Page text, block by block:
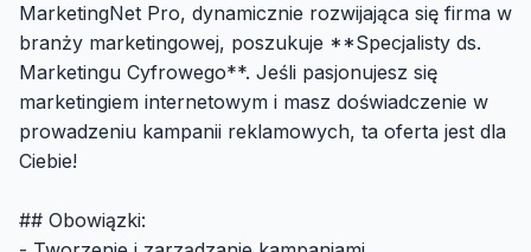
MarketingNet Pro, dynamicznie rozwijająca się firma w
branży marketingowej, poszukuje **Specjalisty ds.
Marketingu Cyfrowego**. Jeśli pasjonujesz się
marketingiem internetowym i masz doświadczenie w
prowadzeniu kampanii reklamowych, ta oferta jest dla
Ciebie!
## Obowiązki: